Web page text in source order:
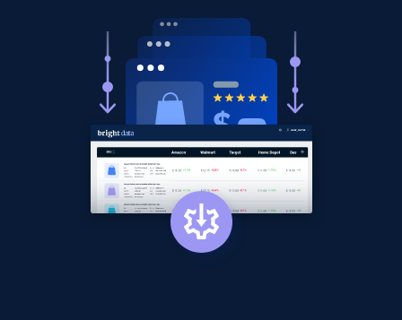
181+
URL, Product id, Title, Product description,
Rating, Reviews count, Initial price, Discount,
and more.